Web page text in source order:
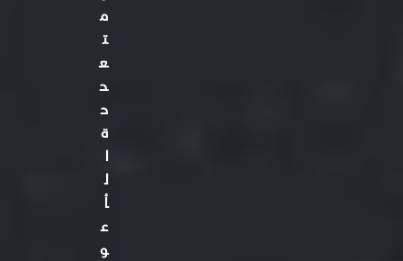
م
ت
ع
د
د
ة
ا
ل
أ
ع
و